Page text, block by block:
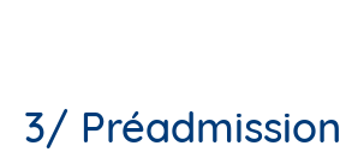
3/ Préadmission